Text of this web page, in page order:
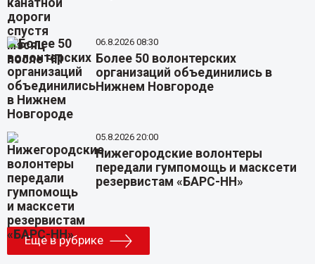
06.8.2026 08:30
Более 50 волонтерских
организаций объединились в
Нижнем Новгороде
05.8.2026 20:00
Нижегородские волонтеры
передали гумпомощь и масксети
резервистам «БАРС-НН»
Еще в рубрике